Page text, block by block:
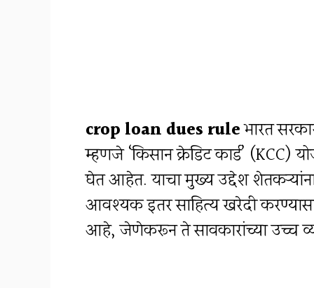
crop loan dues ruleभारत
म्हणजे ‘किसान क्रेडिट कार्ड’ (KCC)
घेत आहेत. याचा मुख्य उद्देश
आवश्यक इतर साहित्य खरेदी
आहे, जेणेकरून ते सावकारांच्या उच्च